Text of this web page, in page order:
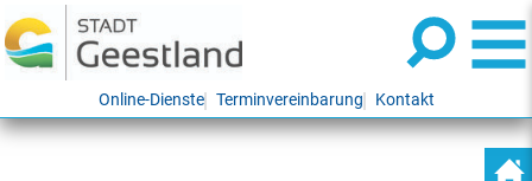
Online-Dienste Terminvereinbarung Kontakt